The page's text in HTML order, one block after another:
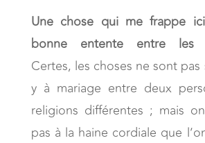
Une chose qui me frappe
bonne entente entre les
Certes, les choses ne sont pas
y à mariage entre deux
religions différentes ; mais on
pas à la haine cordiale que